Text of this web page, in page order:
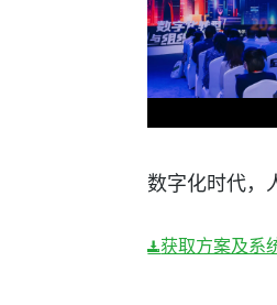
数字化时代，
获取方案及系